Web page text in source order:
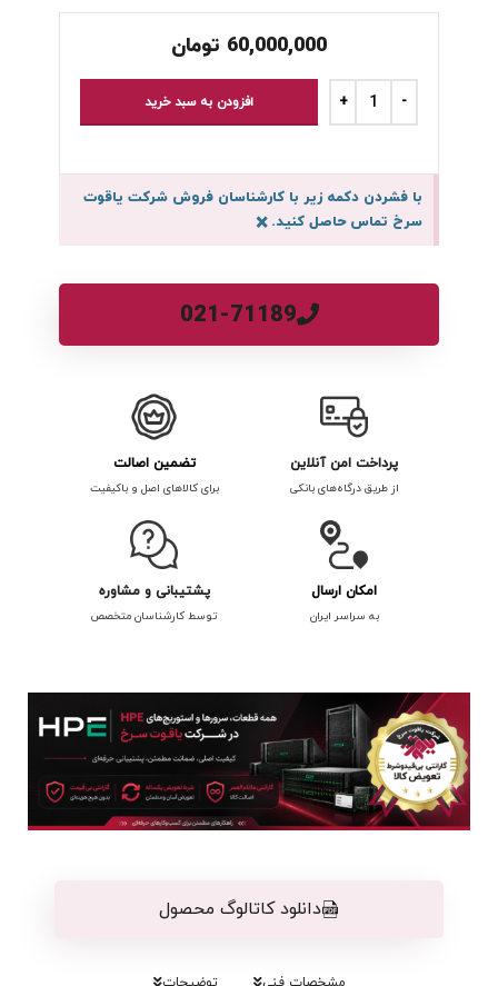
60,000,000 تومان
افزودن به سبد خرید
با فشردن دکمه زیر با کارشناسان فروش شرکت یاقوت
سرخ تماس حاصل کنید.×
021-71189
پرداخت امن آنلاین
از طریق درگاه‌های بانکی
تضمین اصالت
برای کالاهای اصل و باکیفیت
امکان ارسال
به سراسر ایران
پشتیبانی و مشاوره
توسط کارشناسان متخصص
دانلود کاتالوگ محصول
مشخصات فنی توضیحات